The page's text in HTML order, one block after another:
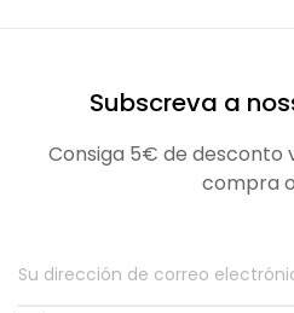
Subscreva a
Consiga 5€ de desconto
compra